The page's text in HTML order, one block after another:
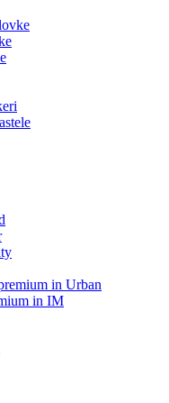
in Urban
in IM